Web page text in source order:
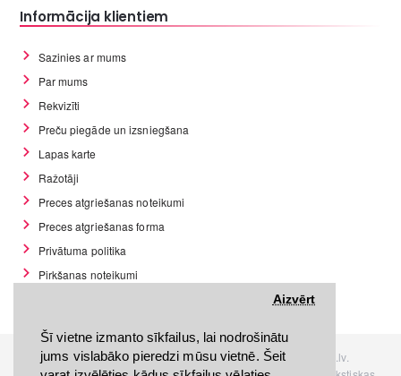
Šī vietne izmanto sīkfailus, lai nodrošinātu
jums vislabāko pieredzi mūsu vietnē. Šeit
Aizvērt
Informācija klientiem
Sazinies ar mums
Par mums
Rekvizīti
Preču piegāde un izsniegšana
Lapas karte
Ražotāji
Preces atgriešanas noteikumi
Preces atgriešanas forma
Privātuma politika
Pirkšanas noteikumi
Visas tiesības rezervētas. Interneta veikals www.Discomania.lv.